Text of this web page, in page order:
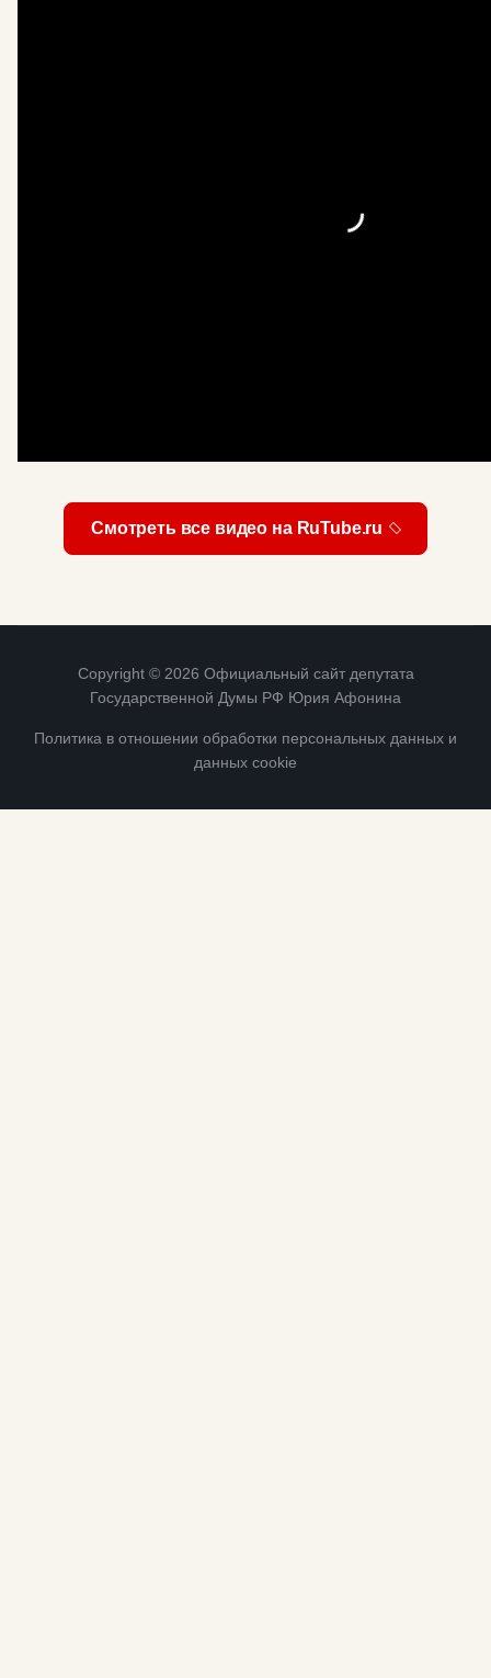
Смотреть все видео на RuTube.ru
Copyright © 2026 Официальный сайт депутата
Государственной Думы РФ Юрия Афонина
Политика в отношении обработки персональных данных и
данных cookie